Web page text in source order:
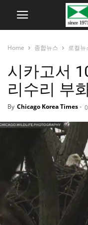
Home 종합뉴스 로컬뉴
시카고서
리수리 부
By Chicago Korea Times-